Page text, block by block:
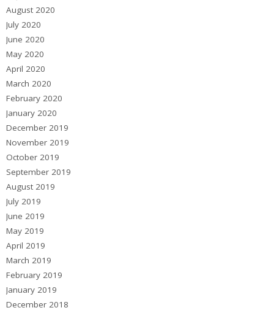
August 2020
July 2020
June 2020
May 2020
April 2020
March 2020
February 2020
January 2020
December 2019
November 2019
October 2019
September 2019
August 2019
July 2019
June 2019
May 2019
April 2019
March 2019
February 2019
January 2019
December 2018